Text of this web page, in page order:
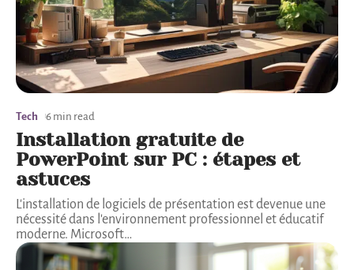
Tech 6 min read
Installation gratuite de
PowerPoint sur PC : étapes et
astuces
L'installation de logiciels de présentation est devenue une
nécessité dans l'environnement professionnel et éducatif
moderne. Microsoft…